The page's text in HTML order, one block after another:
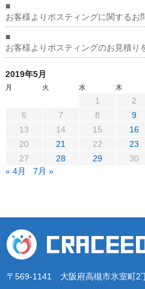
■
お客様よりポスティングに関するお
■
お客様よりポスティングのお見積り
2019年5月
月 火 水 木
1 2
6
7 8 9
13
14 15 16
20
21 22 23
27
28 29 30
« 4月
7月 »
〒569-1141 大阪府高槻市氷室町2